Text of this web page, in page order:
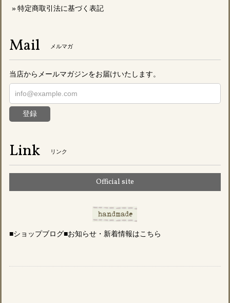
特定商取引法に基づく表記
Mail メルマガ
当店からメールマガジンをお届けいたします。
登録
Link リンク
Official site
■ショップブログ■お知らせ・新着情報はこちら